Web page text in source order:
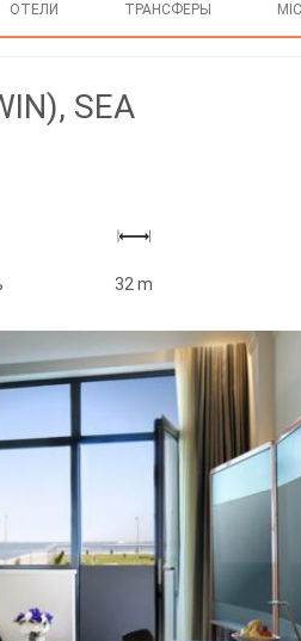
ОТЕЛИ ТРАНСФЕРЫ
SEA
32 m